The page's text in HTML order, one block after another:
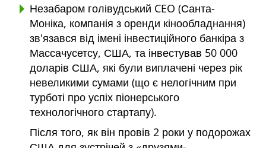
Незабаром голівудський CEO (Санта-
Моніка, компанія з оренди кінообладнання)
зв'язався від імені інвестиційного банкіра з
Массачусетсу, США, та інвестував 50 000
доларів США, які були виплачені через рік
невеликими сумами (що є нелогічним при
турботі про успіх піонерського
технологічного стартапу).
Після того, як він провів 2 роки у подорожах